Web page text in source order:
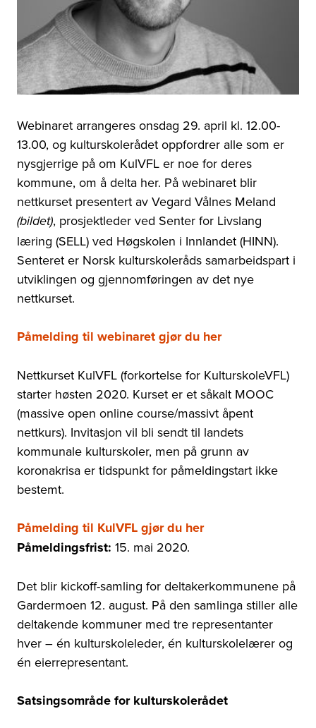
Webinaret arrangeres onsdag 29. april kl. 12.00-
13.00, og kulturskolerådet oppfordrer alle som er
nysgjerrige på om KulVFL er noe for deres
kommune, om å delta her. På webinaret blir
nettkurset presentert av Vegard Vålnes Meland
(bildet), prosjektleder ved Senter for Livslang
læring (SELL) ved Høgskolen i Innlandet (HINN).
Senteret er Norsk kulturskoleråds samarbeidspart i
utviklingen og gjennomføringen av det nye
nettkurset.
Påmelding til webinaret gjør du her
Nettkurset KulVFL (forkortelse for KulturskoleVFL)
starter høsten 2020. Kurset er et såkalt MOOC
(massive open online course/massivt åpent
nettkurs). Invitasjon vil bli sendt til landets
kommunale kulturskoler, men på grunn av
koronakrisa er tidspunkt for påmeldingstart ikke
bestemt.
Påmelding til KulVFL gjør du her
Påmeldingsfrist: 15. mai 2020.
Det blir kickoff-samling for deltakerkommunene på
Gardermoen 12. august. På den samlinga stiller alle
deltakende kommuner med tre representanter
hver – én kulturskoleleder, én kulturskolelærer og
én eierrepresentant.
Satsingsområde for kulturskolerådet